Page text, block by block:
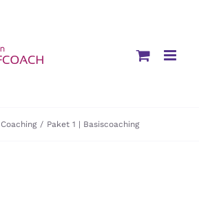
Coaching / Paket 1 | Basiscoaching